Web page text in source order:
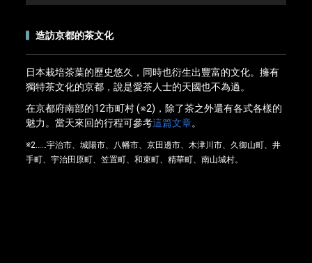
造訪京都的茶文化
日本栽培茶葉的歷史悠久，同時也衍生出豐富的文化。擁有
獨特茶文化的京都，說是愛茶人士的天國也不為過。
在京都府南部的12市町村 (※2)，除了茶之外還有各式各樣的
魅力。當天來回的行程可參考這篇文章。
※2……宇治市、城陽市、八幡市、京田邊市、木津川市、久御山町、井
手町、宇治田原町、笠置町、和束町、精華町、南山城村。